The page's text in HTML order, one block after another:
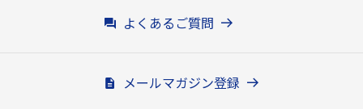
よくあるご質問
メールマガジン登録